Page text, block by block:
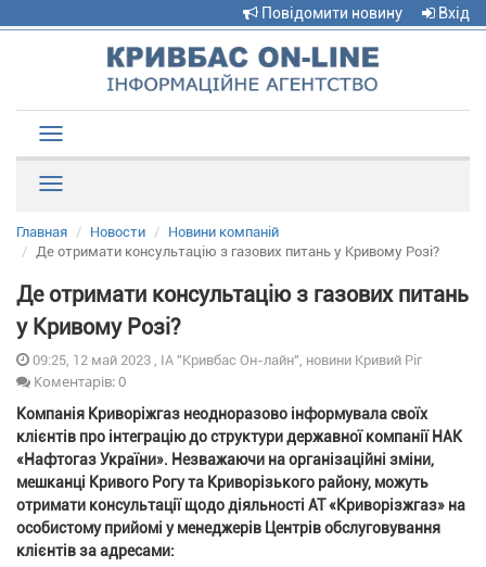
Повідомити новину Вхід
navigation
Главная Новости
Новини компаній
Де отримати консультацію з газових питань у Кривому Розі?
Де отримати консультацію з газових питань
у Кривому Розі?
09:25, 12 май 2023 , ІА "Кривбас Он-лайн", новини Кривий Ріг
Коментарів: 0
Компанія Криворіжгаз неодноразово інформувала своїх
клієнтів про інтеграцію до структури державної компанії НАК
«Нафтогаз України». Незважаючи на організаційні зміни,
мешканці Кривого Рогу та Криворізького району, можуть
отримати консультації щодо діяльності АТ «Криворізжгаз» на
особистому прийомі у менеджерів Центрів обслуговування
клієнтів за адресами: